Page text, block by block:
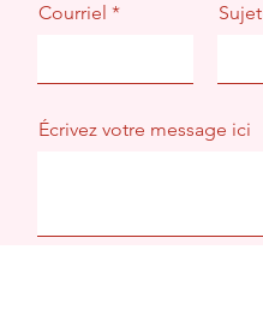
Courriel Sujet
Écrivez votre message ici